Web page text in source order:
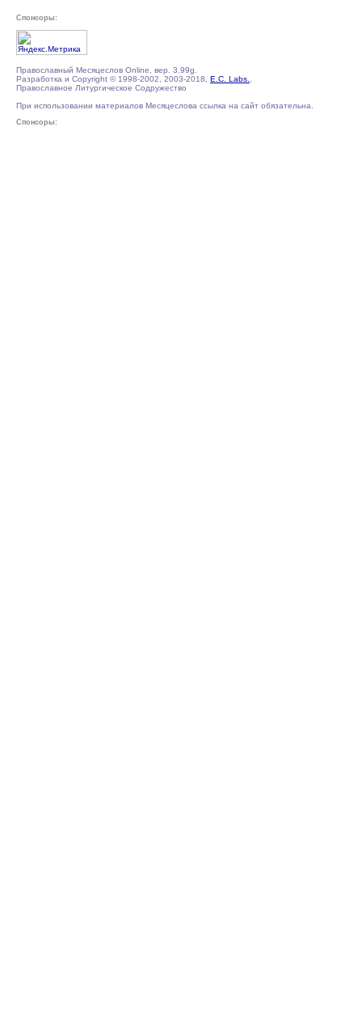
Спонсоры:
Православный Месяцеслов Online, вер. 3.99g.
Разработка и Copyright © 1998-2002, 2003-2018, E.C. Labs.
Православное Литургическое Содружество
При использовании материалов Месяцеслова ссылка на сайт обязательна.
Спонсоры: